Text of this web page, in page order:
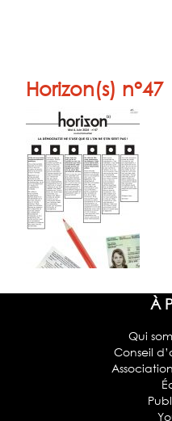
Horizon(s)
À
Qui
Conseil